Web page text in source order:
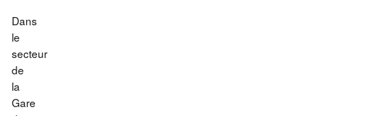
Dans
le
secteur
de
la
Gare